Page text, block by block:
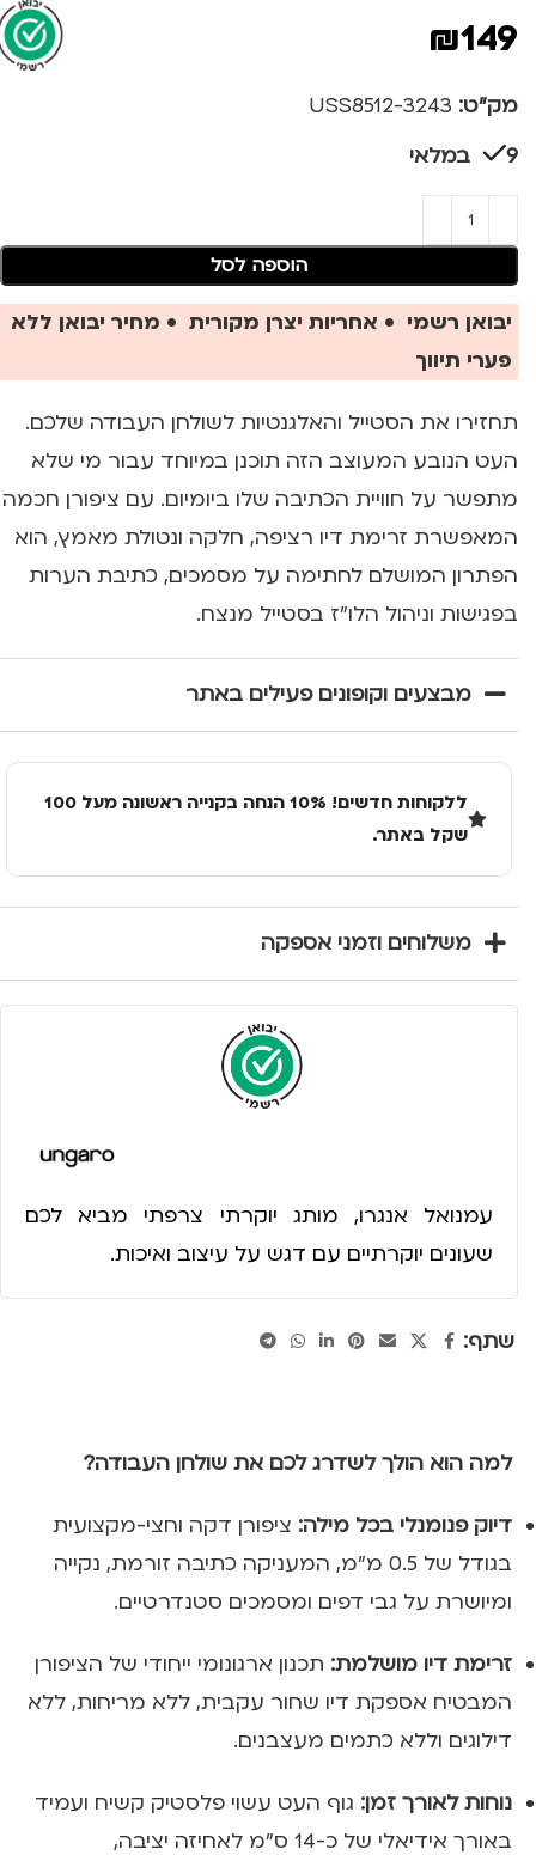
₪149
מק"ט: 3243-USS8512
9 במלאי
הוספה לסל
יבואן רשמי • אחריות יצרן מקורית • מחיר יבואן ללא
פערי תיווך
תחזירו את הסטייל והאלגנטיות לשולחן העבודה שלכם.
העט הנובע המעוצב הזה תוכנן במיוחד עבור מי שלא
מתפשר על חוויית הכתיבה שלו ביומיום. עם ציפורן חכמה
המאפשרת זרימת דיו רציפה, חלקה ונטולת מאמץ, הוא
הפתרון המושלם לחתימה על מסמכים, כתיבת הערות
בפגישות וניהול הלו"ז בסטייל מנצח.
מבצעים וקופונים פעילים באתר
ללקוחות חדשים! 10% הנחה בקנייה ראשונה מעל 100
שקל באתר.
משלוחים וזמני אספקה
עמנואל אנגרו, מותג יוקרתי צרפתי מביא לכם
שעונים יוקרתיים עם דגש על עיצוב ואיכות.
שתף:
למה הוא הולך לשדרג לכם את שולחן העבודה?
דיוק פנומנלי בכל מילה: ציפורן דקה וחצי-מקצועית
בגודל של 0.5 מ"מ, המעניקה כתיבה זורמת, נקייה
ומיושרת על גבי דפים ומסמכים סטנדרטיים.
זרימת דיו מושלמת: תכנון ארגונומי ייחודי של הציפורן
המבטיח אספקת דיו שחור עקבית, ללא מריחות, ללא
דילוגים וללא כתמים מעצבנים.
נוחות לאורך זמן: גוף העט עשוי פלסטיק קשיח ועמיד
באורך אידיאלי של כ-14 ס"מ לאחיזה יציבה,